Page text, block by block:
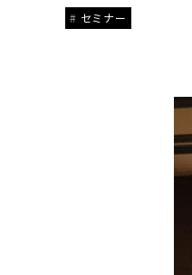
セミナー